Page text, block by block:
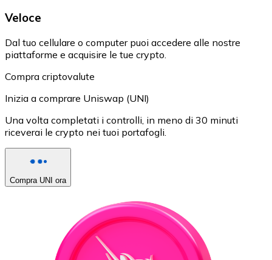
Veloce
Dal tuo cellulare o computer puoi accedere alle nostre
piattaforme e acquisire le tue crypto.
Compra criptovalute
Inizia a comprare Uniswap (UNI)
Una volta completati i controlli, in meno di 30 minuti
riceverai le crypto nei tuoi portafogli.
Compra UNI ora